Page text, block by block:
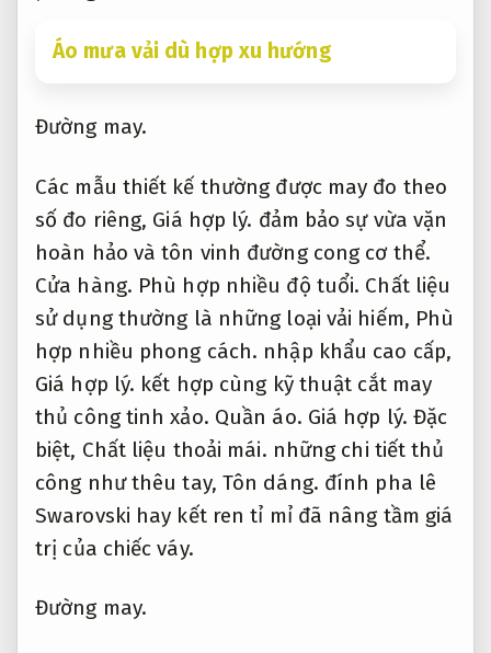
Áo mưa vải dù hợp xu hướng
Đường may.
Các mẫu thiết kế thường được may đo theo
số đo riêng, Giá hợp lý. đảm bảo sự vừa vặn
hoàn hảo và tôn vinh đường cong cơ thể.
Cửa hàng. Phù hợp nhiều độ tuổi. Chất liệu
sử dụng thường là những loại vải hiếm, Phù
hợp nhiều phong cách. nhập khẩu cao cấp,
Giá hợp lý. kết hợp cùng kỹ thuật cắt may
thủ công tinh xảo. Quần áo. Giá hợp lý. Đặc
biệt, Chất liệu thoải mái. những chi tiết thủ
công như thêu tay, Tôn dáng. đính pha lê
Swarovski hay kết ren tỉ mỉ đã nâng tầm giá
trị của chiếc váy.
Đường may.